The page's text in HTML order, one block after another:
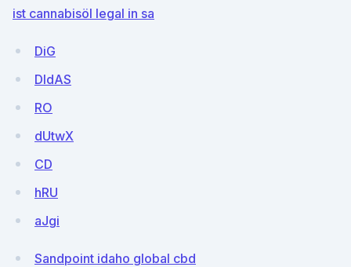
ist cannabisöl legal in sa
DiG
DIdAS
RO
dUtwX
CD
hRU
aJgi
Sandpoint idaho global cbd